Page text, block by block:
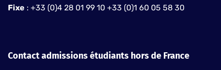
Fixe : +33 (0)4 28 01 99 10 +33 (0)1 60 05 58 30
Contact admissions étudiants hors de France